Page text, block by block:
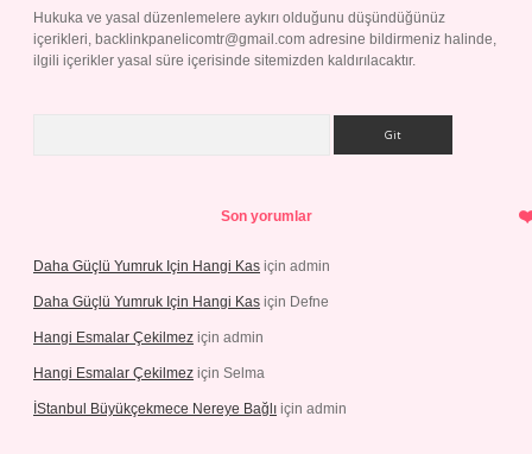
Hukuka ve yasal düzenlemelere aykırı olduğunu düşündüğünüz
içerikleri, backlinkpanelicomtr@gmail.com adresine bildirmeniz halinde,
ilgili içerikler yasal süre içerisinde sitemizden kaldırılacaktır.
Son yorumlar
Daha Güçlü Yumruk Için Hangi Kas için admin
Daha Güçlü Yumruk Için Hangi Kas için Defne
Hangi Esmalar Çekilmez için admin
Hangi Esmalar Çekilmez için Selma
İStanbul Büyükçekmece Nereye Bağlı için admin